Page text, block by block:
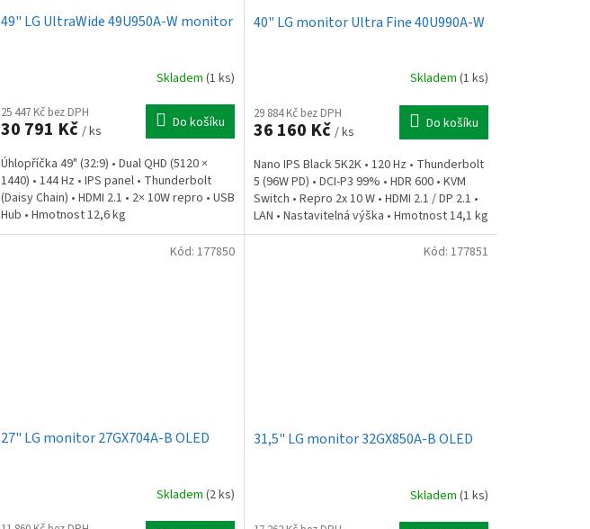
49" LG UltraWide 49U950A-W monitor
Skladem (1 ks)
25 447 Kč bez DPH
30 791 Kč / ks Do košíku
Úhlopříčka 49" (32:9) • Dual QHD (5120 ×
1440) • 144 Hz • IPS panel • Thunderbolt
(Daisy Chain) • HDMI 2.1 • 2× 10W repro • USB
Hub • Hmotnost 12,6 kg
40" LG monitor Ultra Fine 40U990A-W
Skladem (1 ks)
29 884 Kč bez DPH
36 160 Kč / ks Do košíku
Nano IPS Black 5K2K • 120 Hz • Thunderbolt
5 (96W PD) • DCI-P3 99% • HDR 600 • KVM
Switch • Repro 2x 10 W • HDMI 2.1 / DP 2.1 •
LAN • Nastavitelná výška • Hmotnost 14,1 kg
27" LG monitor 27GX704A-B OLED
Skladem (2 ks)
Kód: 177850
31,5" LG monitor 32GX850A-B OLED
Skladem (1 ks)
Kód: 177851